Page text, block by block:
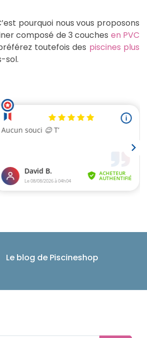
pourquoi nous vous proposons
composé de 3 couches en PVC
toutefois des piscines plus
sol.
Le blog de Piscineshop